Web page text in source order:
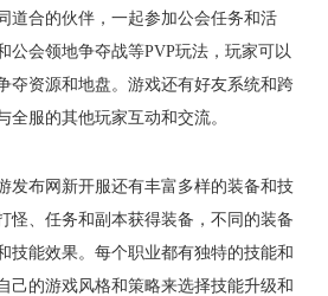
道合的伙伴，一起参加公会任务和活
公会领地争夺战等PVP玩法，玩家可以
夺资源和地盘。游戏还有好友系统和跨
全服的其他玩家互动和交流。
发布网新开服还有丰富多样的装备和技
怪、任务和副本获得装备，不同的装备
技能效果。每个职业都有独特的技能和
己的游戏风格和策略来选择技能升级和